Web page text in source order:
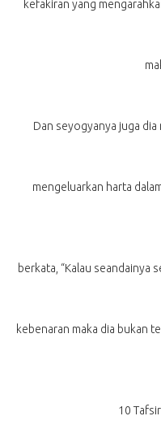
kefakiran yang
Dan seyogyanya juga
mengeluarkan harta
berkata, “Kalau seandainya
kebenaran maka dia bukan
10